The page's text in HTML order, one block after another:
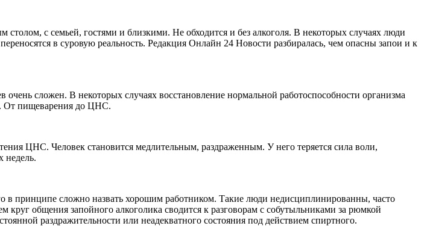
с семьей, гостями и близкими. Не обходится и без алкоголя. В некоторых случаях люди
в суровую реальность. Редакция Онлайн 24 Новости разбиралась, чем опасны запои и к
сложен. В некоторых случаях восстановление нормальной работоспособности организма
От пищеварения до ЦНС.
ЦНС. Человек становится медлительным, раздраженным. У него теряется сила воли,
недель.
в принципе сложно назвать хорошим работником. Такие люди недисциплинированны, часто
общения запойного алкоголика сводится к разговорам с собутыльниками за рюмкой
раздражительности или неадекватного состояния под действием спиртного.